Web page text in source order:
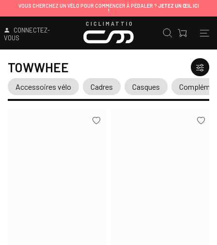
VOUS CHERCHEZ UN VÉLO POUR COMMENCER À PÉDALER ? JETEZ UN ŒIL ICI
!
CONNECTEZ-
VOUS
CICLIMATTIO
TOWWHEE
Accessoires vélo Cadres Casques